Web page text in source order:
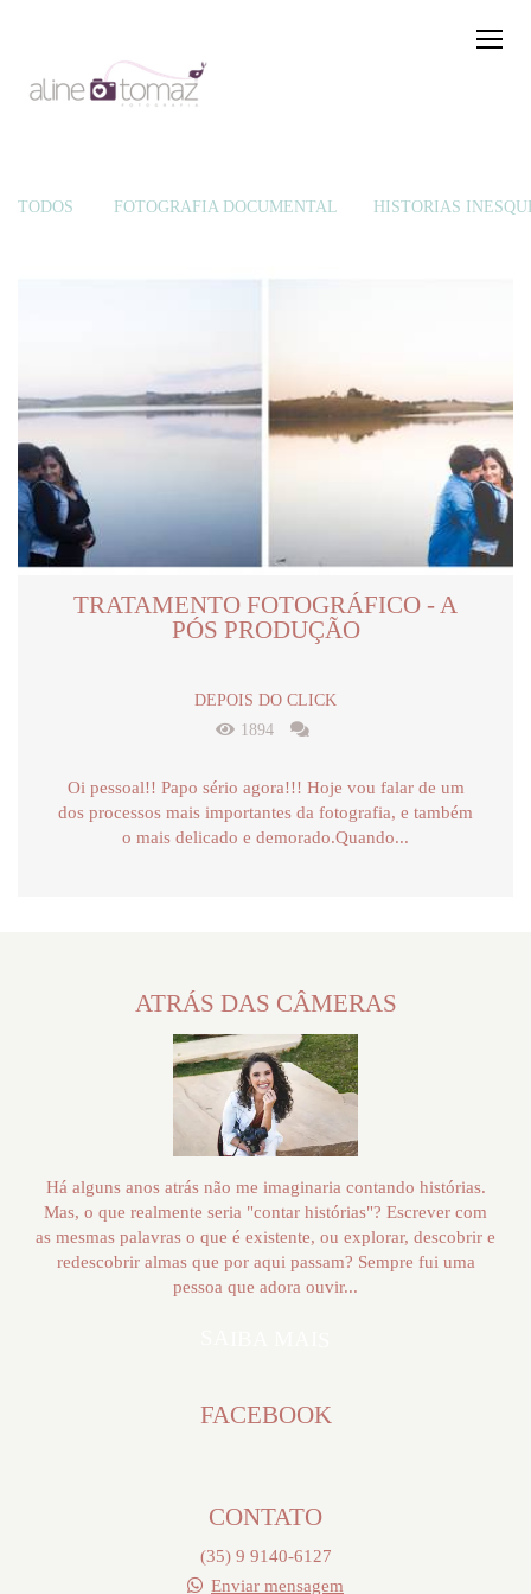
TODOS FOTOGRAFIA DOCUMENTAL HISTÓRIAS
TRATAMENTO FOTOGRÁFICO - A
PÓS PRODUÇÃO
DEPOIS DO CLICK
1894
Oi pessoal!! Papo sério agora!!! Hoje vou falar de um
dos processos mais importantes da fotografia, e também
o mais delicado e demorado.Quando...
ATRÁS DAS CÂMERAS
Há alguns anos atrás não me imaginaria contando histórias.
Mas, o que realmente seria "contar histórias"? Escrever com
as mesmas palavras o que é existente, ou explorar, descobrir e
redescobrir almas que por aqui passam? Sempre fui uma
pessoa que adora ouvir...
FACEBOOK
CONTATO
(35) 9 9140-6127
Enviar mensagem